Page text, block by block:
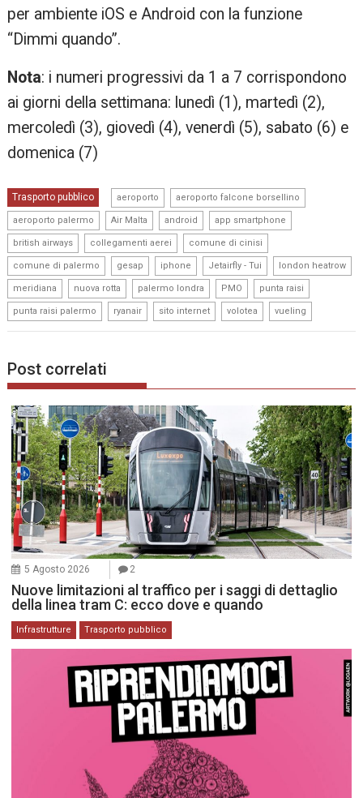
per ambiente iOS e Android con la funzione
“Dimmi quando”.
Nota: i numeri progressivi da 1 a 7 corrispondono
ai giorni della settimana: lunedì (1), martedì (2),
mercoledì (3), giovedì (4), venerdì (5), sabato (6) e
domenica (7)
Trasporto pubblico aeroporto aeroporto falcone borsellino
aeroporto palermo Air Malta android app smartphone
british airways collegamenti aerei comune di cinisi
comune di palermo gesap iphone Jetairfly - Tui london heatrow
meridiana nuova rotta palermo londra PMO punta raisi
punta raisi palermo ryanair sito internet volotea vueling
Post correlati
5 Agosto 2026 2
Nuove limitazioni al traffico per i saggi di dettaglio
della linea tram C: ecco dove e quando
Infrastrutture Trasporto pubblico